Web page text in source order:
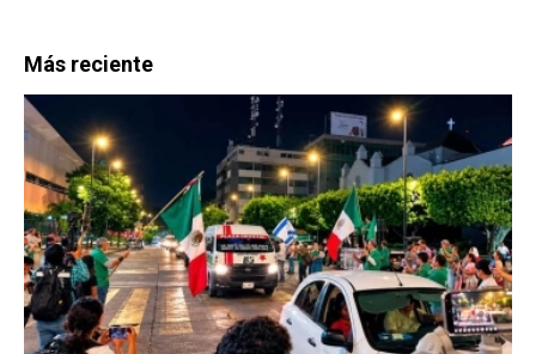
Más reciente